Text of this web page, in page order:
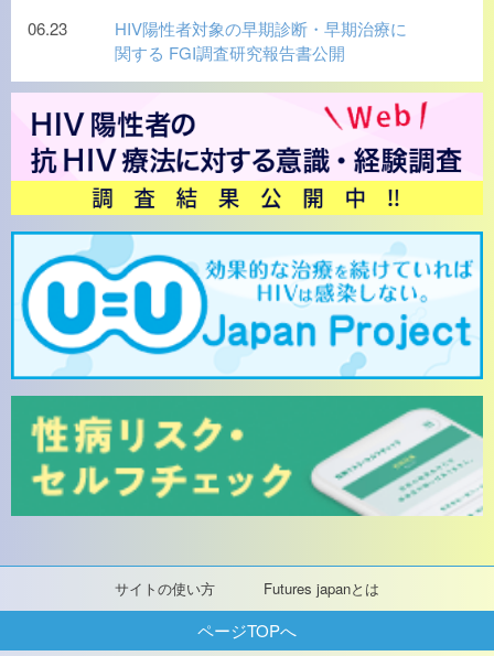
サイトの使い方 Futures japanとは
06.23
HIV陽性者対象の早期診断・早期治療に
関する FGI調査研究報告書公開
ページTOPへ